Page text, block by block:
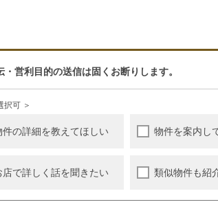
営利目的の送信は固くお断りします。
択可 ＞
件の詳細を教えてほしい 物件を案内し
店で詳しく話を聞きたい 類似物件も紹